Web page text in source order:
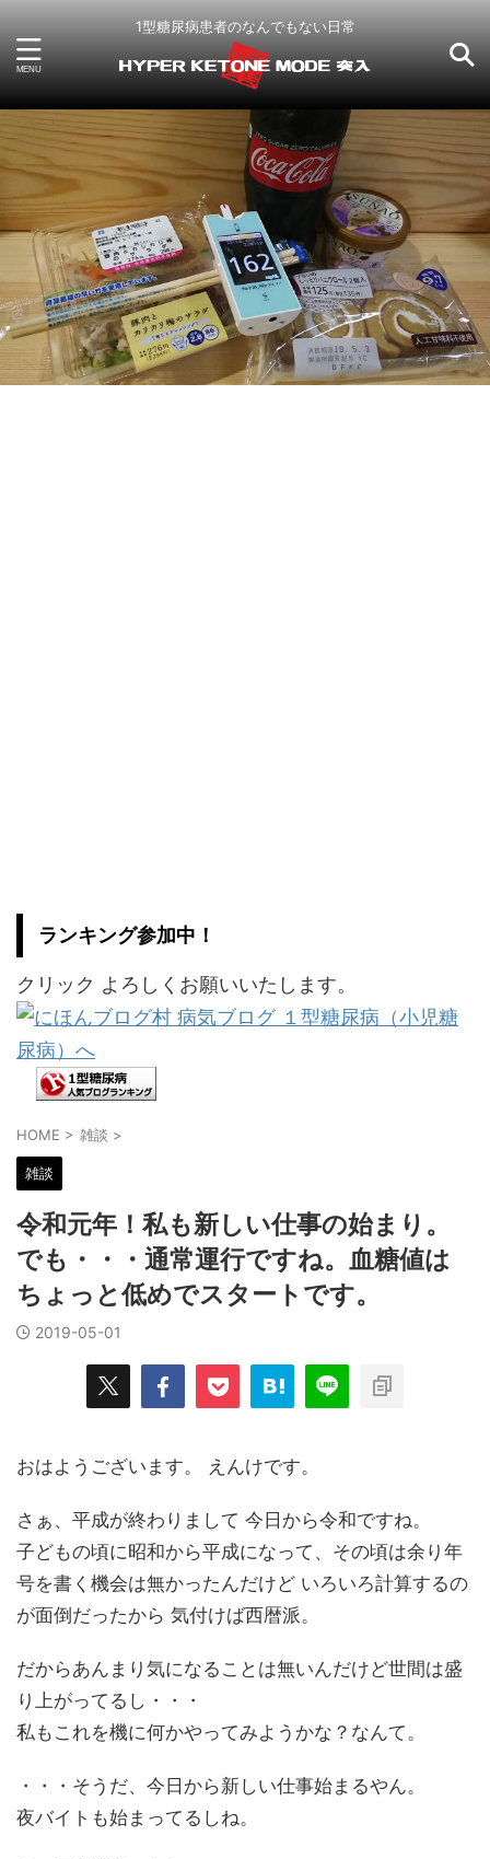
1型糖尿病患者のなんでもない日常
ランキング参加中！
クリック よろしくお願いいたします。
HOME > 雑談 >
雑談
令和元年！私も新しい仕事の始まり。
でも・・・通常運行ですね。血糖値は
ちょっと低めでスタートです。
2019-05-01
おはようございます。 えんけです。
さぁ、平成が終わりまして 今日から令和ですね。
子どもの頃に昭和から平成になって、その頃は余り年
号を書く機会は無かったんだけど いろいろ計算するの
が面倒だったから 気付けば西暦派。
だからあんまり気になることは無いんだけど世間は盛
り上がってるし・・・
私もこれを機に何かやってみようかな？なんて。
・・・そうだ、今日から新しい仕事始まるやん。
夜バイトも始まってるしね。